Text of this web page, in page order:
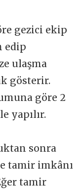
gezici ekip
edip
ulaşma
gösterir.
göre 2
yapılır.
sonra
tamir imkânı
tamir